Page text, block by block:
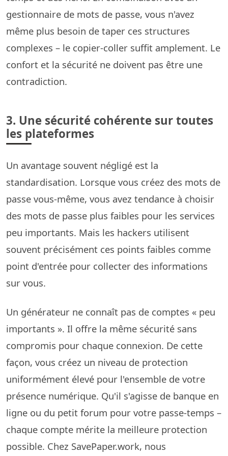
gestionnaire de mots de passe, vous n'avez
même plus besoin de taper ces structures
complexes – le copier-coller suffit amplement. Le
confort et la sécurité ne doivent pas être une
contradiction.
3. Une sécurité cohérente sur toutes
les plateformes
Un avantage souvent négligé est la
standardisation. Lorsque vous créez des mots de
passe vous-même, vous avez tendance à choisir
des mots de passe plus faibles pour les services
peu importants. Mais les hackers utilisent
souvent précisément ces points faibles comme
point d'entrée pour collecter des informations
sur vous.
Un générateur ne connaît pas de comptes « peu
importants ». Il offre la même sécurité sans
compromis pour chaque connexion. De cette
façon, vous créez un niveau de protection
uniformément élevé pour l'ensemble de votre
présence numérique. Qu'il s'agisse de banque en
ligne ou du petit forum pour votre passe-temps –
chaque compte mérite la meilleure protection
possible. Chez SavePaper.work, nous